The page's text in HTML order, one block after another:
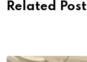
Related Post